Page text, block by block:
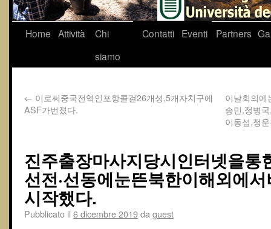
Home Attività
Chi
siamo
Contatti Eventi Partners
← 이로써중국전역인포항콜걸26개성,5개자치구에
ASF가번졌다.
이날회의에
승민,정병
이동섭,정
진주출장마사지당시인터넷을통
선전·선동에눈뜬북한이해외에
시작했다.
Pubblicato il 6 dicembre 2019da guest